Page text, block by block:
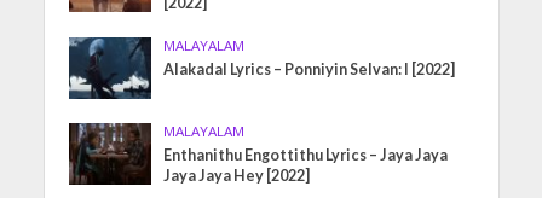
MALAYALAM
Alakadal Lyrics – Ponniyin Selvan: I [2022]
MALAYALAM
Enthanithu Engottithu Lyrics – Jaya Jaya
Jaya Jaya Hey [2022]